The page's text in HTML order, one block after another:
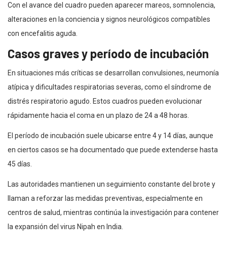
Con el avance del cuadro pueden aparecer mareos, somnolencia,
alteraciones en la conciencia y signos neurológicos compatibles
con encefalitis aguda.
Casos graves y período de incubación
En situaciones más críticas se desarrollan convulsiones, neumonía
atípica y dificultades respiratorias severas, como el síndrome de
distrés respiratorio agudo. Estos cuadros pueden evolucionar
rápidamente hacia el coma en un plazo de 24 a 48 horas.
El período de incubación suele ubicarse entre 4 y 14 días, aunque
en ciertos casos se ha documentado que puede extenderse hasta
45 días.
Las autoridades mantienen un seguimiento constante del brote y
llaman a reforzar las medidas preventivas, especialmente en
centros de salud, mientras continúa la investigación para contener
la expansión del virus Nipah en India.